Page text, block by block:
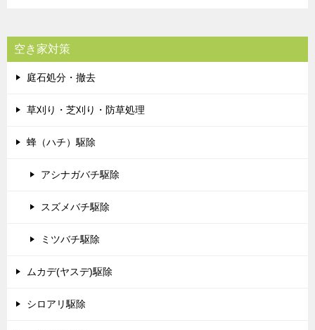
空き家対策
庭石処分・撤去
草刈り・芝刈り・防草処理
蜂（ハチ）駆除
アシナガバチ駆除
スズメバチ駆除
ミツバチ駆除
ムカデ(ヤスデ)駆除
シロアリ駆除